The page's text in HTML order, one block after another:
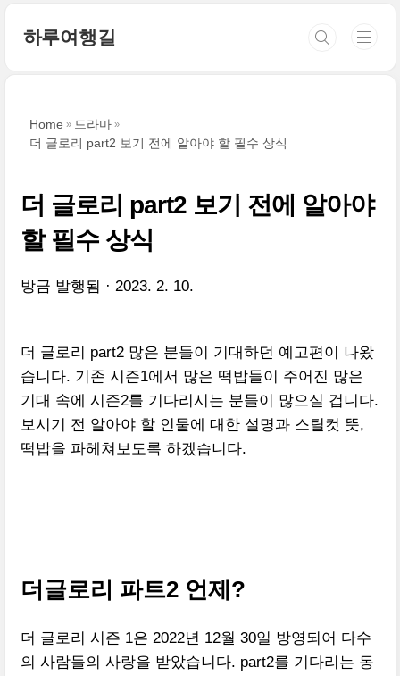
하루여행길
Home
드라마
더 글로리 part2 보기 전에 알아야 할 필수 상식
더 글로리 part2 보기 전에 알아야
할 필수 상식
방금 발행됨 2023. 2. 10.
더 글로리 part2 많은 분들이 기대하던 예고편이 나왔
습니다. 기존 시즌1에서 많은 떡밥들이 주어진 많은
기대 속에 시즌2를 기다리시는 분들이 많으실 겁니다.
보시기 전 알아야 할 인물에 대한 설명과 스틸컷 뜻,
떡밥을 파헤쳐보도록 하겠습니다.
더글로리 파트2 언제?
더 글로리 시즌 1은 2022년 12월 30일 방영되어 다수
의 사람들의 사랑을 받았습니다. part2를 기다리는 동